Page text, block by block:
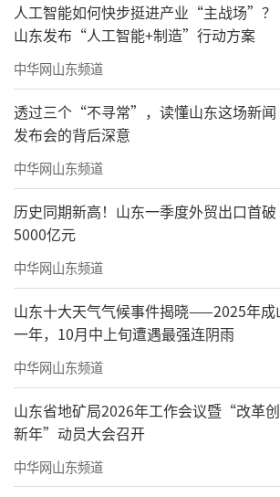
本次活动由德州市商务局
局、市体育局、天衢新区管委
扣“欢庆新春、冬玩冰雪、乐
费”主题，深入落实“促消费
部署，抢抓春节黄金消费契机
与消费的深度融合，激活冬
能。
人工智能如何快步挺进产业“主战场”？
山东发布“人工智能+制造”行动方案
中华网山东频道
透过三个“不寻常”，读懂山东这场新闻
发布会的背后深意
中华网山东频道
历史同期新高！山东一季度外贸出口首破
5000亿元
中华网山东频道
山东十大天气气候事件揭晓——2025年成
一年，10月中上旬遭遇最强连阴雨
中华网山东频道
山东省地矿局2026年工作会议暨“改革创
新年”动员大会召开
中华网山东频道